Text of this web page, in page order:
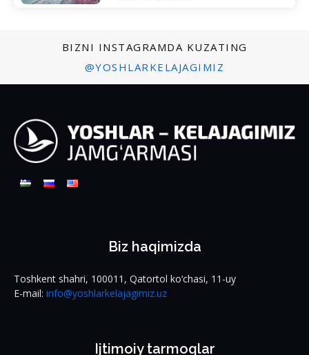
BIZNI INSTAGRAMDA KUZATING
@YOSHLARKELAJAGIMIZ
Biz haqimizda
Toshkent shahri, 100011, Qatortol ko‘chasi, 11-uy
E-mail: info@yoshlarkelajagimiz.uz
Ijtimoiy tarmoqlar